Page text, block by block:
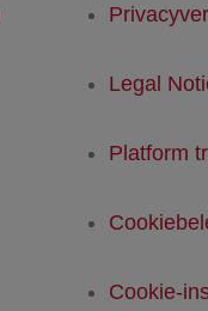
Legal
Platform
Cookie-